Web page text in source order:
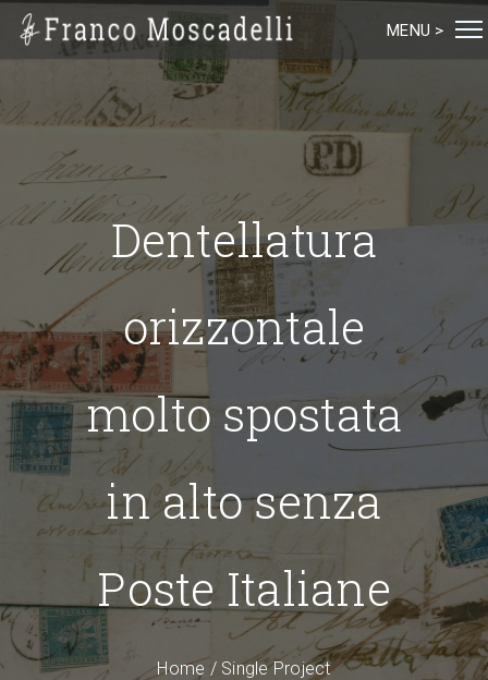
Dentellatura
orizzontale
molto spostata
in alto senza
Poste Italiane
Home / Single Project
MENU >